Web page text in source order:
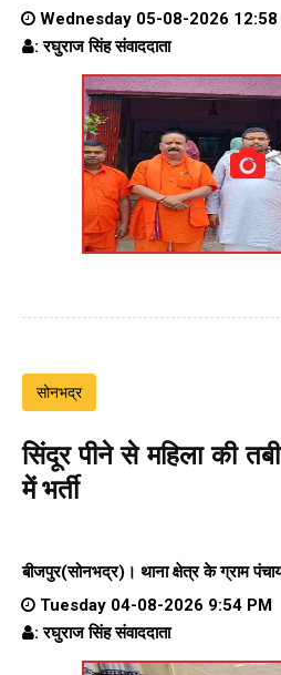
Wednesday 05-08-2026 12:58
: रघुराज सिंह संवाददाता
सोनभद्र
सिंदूर पीने से महिला की
में भर्ती
बीजपुर(सोनभद्र)। थाना क्षेत्र केग्राम
Tuesday 04-08-2026 9:54 PM
: रघुराज सिंह संवाददाता